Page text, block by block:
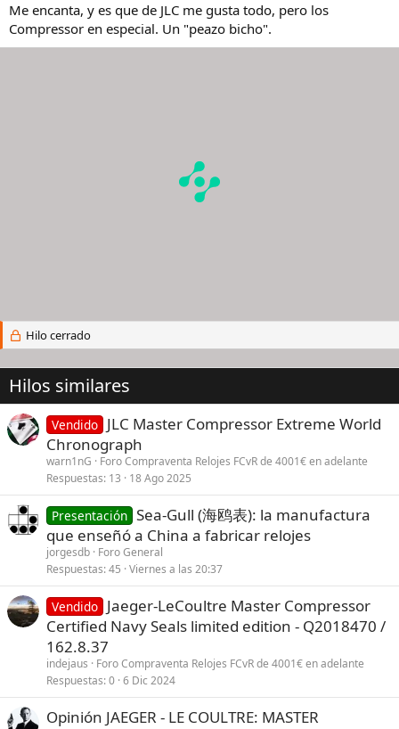
Me encanta, y es que de JLC me gusta todo, pero los
Compressor en especial. Un "peazo bicho".
Hilo cerrado
Hilos similares
Vendido JLC Master Compressor Extreme World
Chronograph
warn1nG
Foro Compraventa Relojes FCvR de 4001€ en adelante
Respuestas 13 18 Ago 2025
Presentación Sea-Gull (海鸥表): la manufactura
que enseñó a China a fabricar relojes
jorgesdb Foro General
Respuestas 45 Viernes a las 20:37
Vendido Jaeger-LeCoultre Master Compressor
Certified Navy Seals limited edition - Q2018470 /
162.8.37
indejaus
Foro Compraventa Relojes FCvR de 4001€ en adelante
Respuestas 0 6 Dic 2024
Opinión JAEGER - LE COULTRE: MASTER